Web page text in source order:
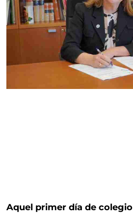
Aquel primer día de colegio